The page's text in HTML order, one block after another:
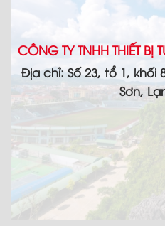
CÔNG TY TNHH THIẾT
Địa chỉ: Số 23, tổ 1, khối
Sơn,